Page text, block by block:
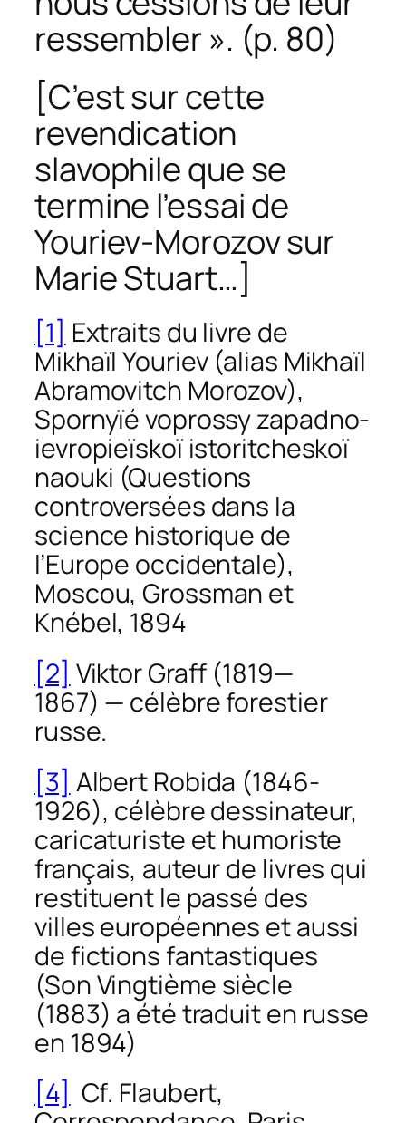
ressembler ». (p. 80)
[C’est sur cette
revendication
slavophile que se
termine l’essai de
Youriev-Morozov sur
Marie Stuart…]
[1] Extraits du livre de
Mikhaïl Youriev (alias Mikhaïl
Abramovitch Morozov),
Spornyïé voprossy zapadno-
ievropieïskoï istoritcheskoï
naouki (Questions
controversées dans la
science historique de
l’Europe occidentale),
Moscou, Grossman et
Knébel, 1894
[2] Viktor Graff (1819—
1867) — célèbre forestier
russe.
[3] Albert Robida (1846-
1926), célèbre dessinateur,
caricaturiste et humoriste
français, auteur de livres qui
restituent le passé des
villes européennes et aussi
de fictions fantastiques
(SonVingtième siècle
(1883) a été traduit en russe
en 1894)
[4] Cf. Flaubert,